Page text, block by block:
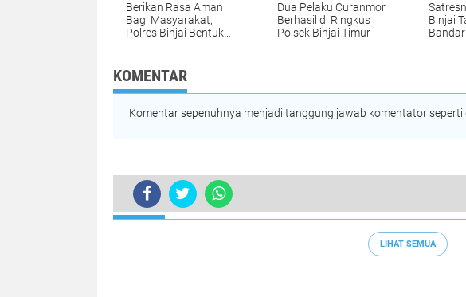
Berikan Rasa Aman
Bagi Masyarakat,
Polres Binjai Bentuk
Dua Pelaku Curanmor
Berhasil di Ringkus
Polsek Binjai Timur
Binjai
Bandar
KOMENTAR
Komentar sepenuhnya menjadi tanggung jawab komentator
Operasi Patuh Toba - 2025, Sat Lantas Polres Binjai
TERKINI
LIHAT SEMUA